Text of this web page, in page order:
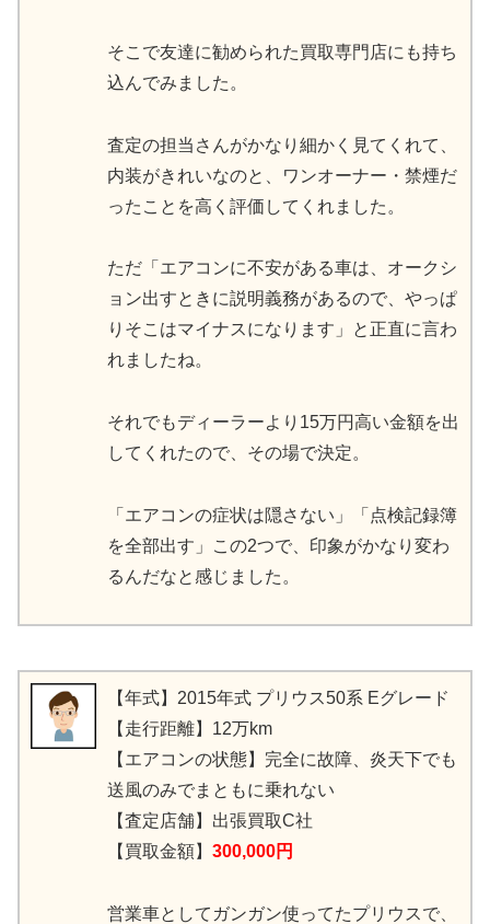
そこで友達に勧められた買取専門店にも持ち
込んでみました。
査定の担当さんがかなり細かく見てくれて、
内装がきれいなのと、ワンオーナー・禁煙だ
ったことを高く評価してくれました。
ただ「エアコンに不安がある車は、オークシ
ョン出すときに説明義務があるので、やっぱ
りそこはマイナスになります」と正直に言わ
れましたね。
それでもディーラーより15万円高い金額を出
してくれたので、その場で決定。
「エアコンの症状は隠さない」「点検記録簿
を全部出す」この2つで、印象がかなり変わ
るんだなと感じました。
【年式】2015年式 プリウス50系 Eグレード
【走行距離】12万km
【エアコンの状態】完全に故障、炎天下でも
送風のみでまともに乗れない
【査定店舗】出張買取C社
【買取金額】 300,000円
営業車としてガンガン使ってたプリウスで、